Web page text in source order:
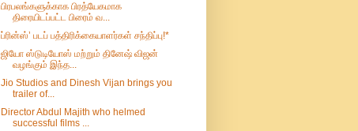
பிரபலங்களுக்காக பிரத்யேகமாக
திரையிடப்பட்ட பிரைம் வ...
ப்ரின்ஸ்’ படப் பத்திரிக்கையாளர்கள் சந்திப்பு!*
ஜியோ ஸ்டுடியோஸ் மற்றும் தினேஷ் விஜன்
வழங்கும் இந்த...
Jio Studios and Dinesh Vijan brings you
trailer of...
Director Abdul Majith who helmed
successful films ...